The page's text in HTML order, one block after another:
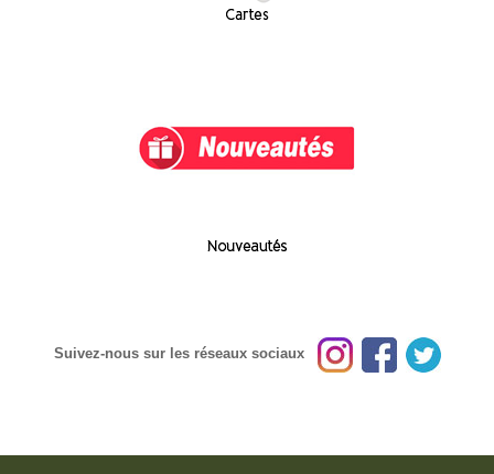
Suivez-nous sur les réseaux sociaux